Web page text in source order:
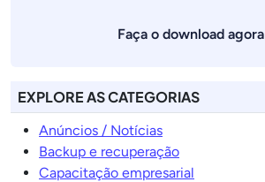
Faça o download agora
EXPLORE AS CATEGORIAS
Anúncios / Notícias
Backup e recuperação
Capacitação empresarial